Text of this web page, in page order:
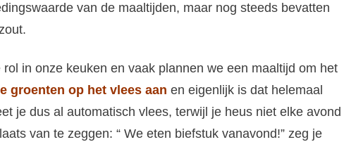
van de maaltijden, maar nog steeds bevatten
in onze keuken en vaak plannen we een maaltijd om het
groenten op het vlees aan en eigenlijk is dat helemaal
je dus al automatisch vlees, terwijl je heus niet elke avond
van te zeggen: “ We eten biefstuk vanavond!” zeg je